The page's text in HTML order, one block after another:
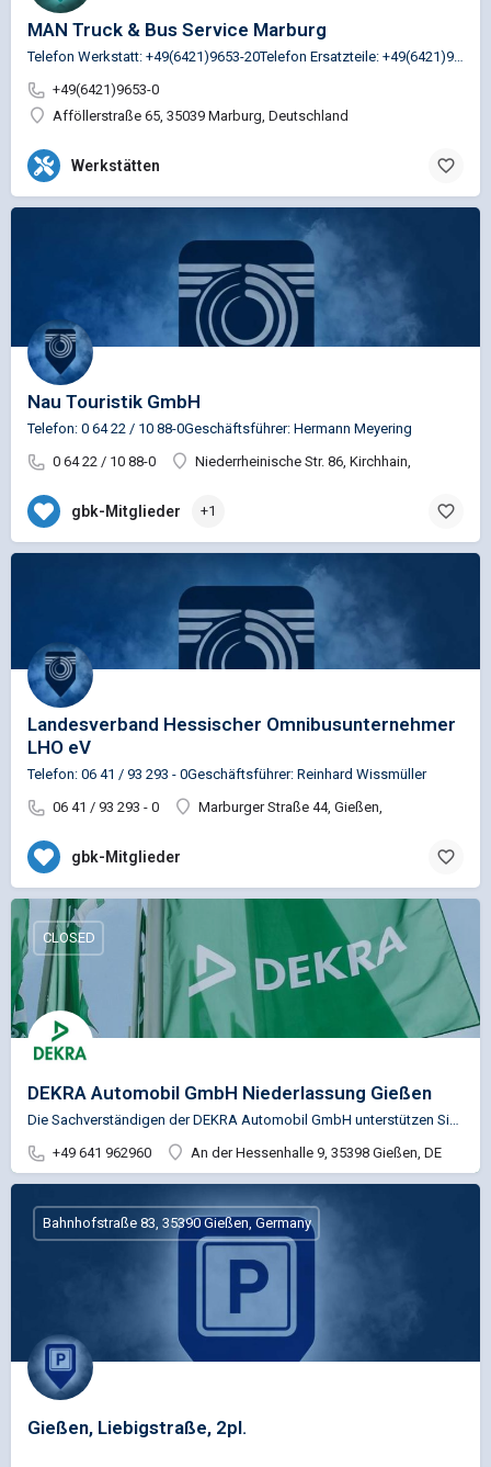
MAN Truck & Bus Service Marburg
+49(6421)9653-0
Afföllerstraße 65, 35039 Marburg, Deutschland
Werkstätten
Nau Touristik GmbH
Telefon: 0 64 22 / 10 88-0Geschäftsführer: Hermann Meyering
0 64 22 / 10 88-0
Niederrheinische Str. 86, Kirchhain,
gbk-Mitglieder +1
Landesverband Hessischer Omnibusunternehmer
LHO eV
Telefon: 06 41 / 93 293 - 0Geschäftsführer: Reinhard Wissmüller
06 41 / 93 293 - 0
Marburger Straße 44, Gießen,
gbk-Mitglieder
DEKRA Automobil GmbH Niederlassung Gießen
+49 641 962960
An der Hessenhalle 9, 35398 Gießen, DE
CLOSED
Gießen, Liebigstraße, 2pl.
Bahnhofstraße 83, 35390 Gießen, Germany